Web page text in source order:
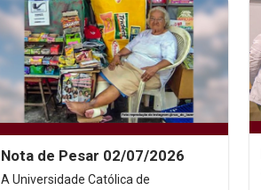
Nota de Pesar 02/07/2026
A Universidade Católica de